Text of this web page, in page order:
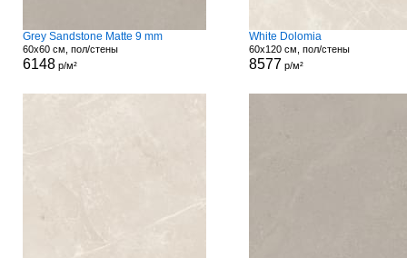
Grey Sandstone Matte 9 mm
60x60 см, пол/стены
6148 р/м²
White Dolomia
60x120 см, пол/стены
8577 р/м²